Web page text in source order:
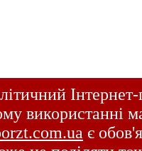
використанні
є